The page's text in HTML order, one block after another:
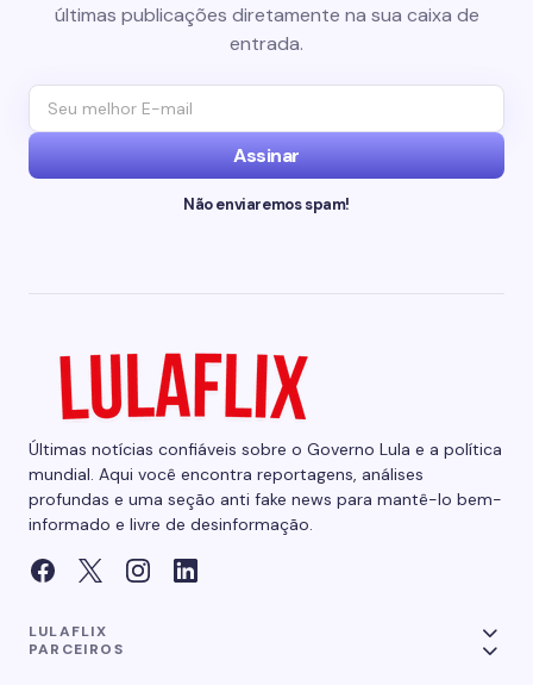
últimas publicações diretamente na sua caixa de
entrada.
Assinar
Não enviaremos spam!
Últimas notícias confiáveis sobre o Governo Lula e a política
mundial. Aqui você encontra reportagens, análises
profundas e uma seção anti fake news para mantê-lo bem-
informado e livre de desinformação.
LULAFLIX
PARCEIROS